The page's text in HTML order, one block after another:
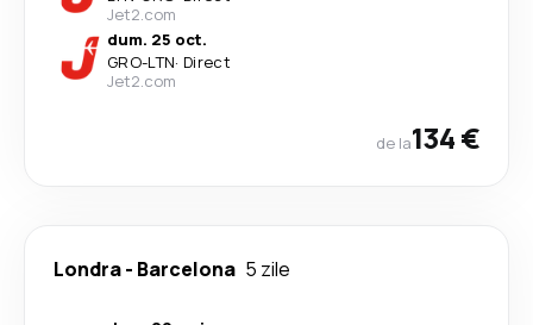
Jet2.com
dum. 25 oct.
GRO-LTN· Direct
Jet2.com
de la134 €
Londra- Barcelona 5 zile